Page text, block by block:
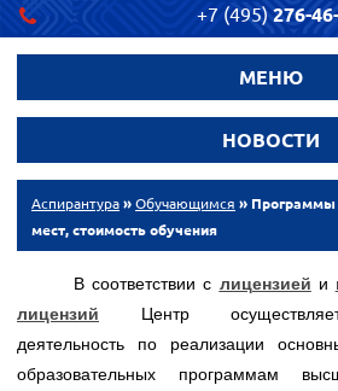
+7 (495) 276-
МЕНЮ
НОВОСТИ
Аспирантура»Обучающимся » Программы
мест, стоимость обучения
В соответствии с лицензией и
лицензий
Центр
деятельность по реализации
образовательных программам